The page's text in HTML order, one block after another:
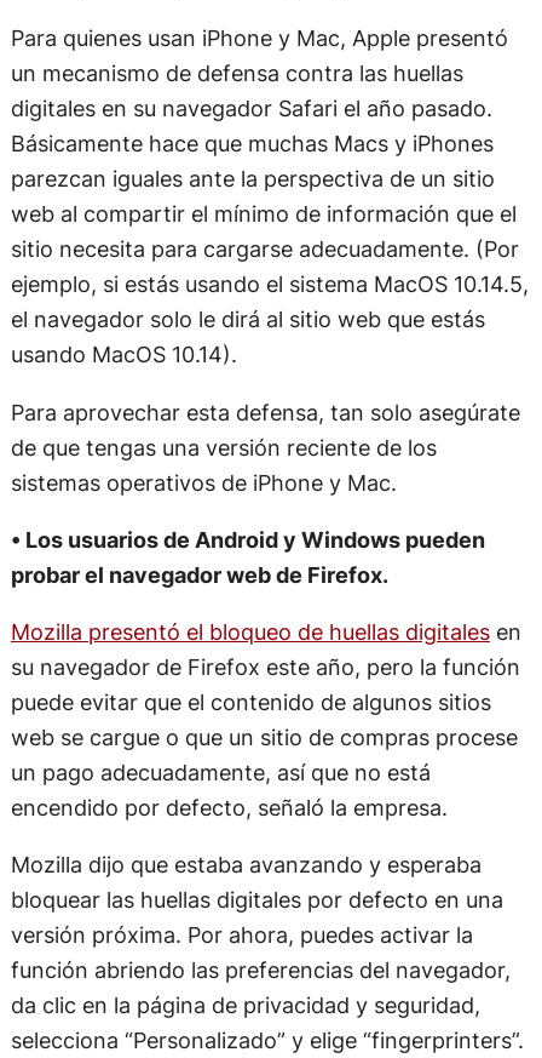
Para quienes usan iPhone y Mac, Apple presentó
un mecanismo de defensa contra las huellas
digitales en su navegador Safari el año pasado.
Básicamente hace que muchas Macs y iPhones
parezcan iguales ante la perspectiva de un sitio
web al compartir el mínimo de información que el
sitio necesita para cargarse adecuadamente. (Por
ejemplo, si estás usando el sistema MacOS 10.14.5,
el navegador solo le dirá al sitio web que estás
usando MacOS 10.14).
Para aprovechar esta defensa, tan solo asegúrate
de que tengas una versión reciente de los
sistemas operativos de iPhone y Mac.
• Los usuarios de Android y Windows pueden
probar el navegador web de Firefox.
Mozilla presentó el bloqueo de huellas digitalesen
su navegador de Firefox este año, pero la función
puede evitar que el contenido de algunos sitios
web se cargue o que un sitio de compras procese
un pago adecuadamente, así que no está
encendido por defecto, señaló la empresa.
Mozilla dijo que estaba avanzando y esperaba
bloquear las huellas digitales por defecto en una
versión próxima. Por ahora, puedes activar la
función abriendo las preferencias del navegador,
da clic en la página de privacidad y seguridad,
selecciona “Personalizado” y elige “fingerprinters”.